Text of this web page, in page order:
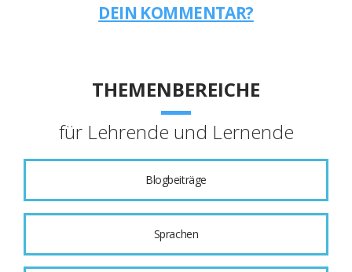
DEIN KOMMENTAR?
THEMENBEREICHE
für Lehrende und Lernende
Blogbeiträge
Sprachen